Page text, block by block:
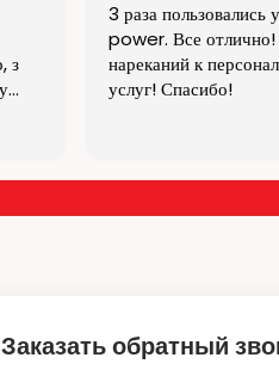
Спасибо за роботу.
адекватные деньги.
Сум.
Заказать обратный